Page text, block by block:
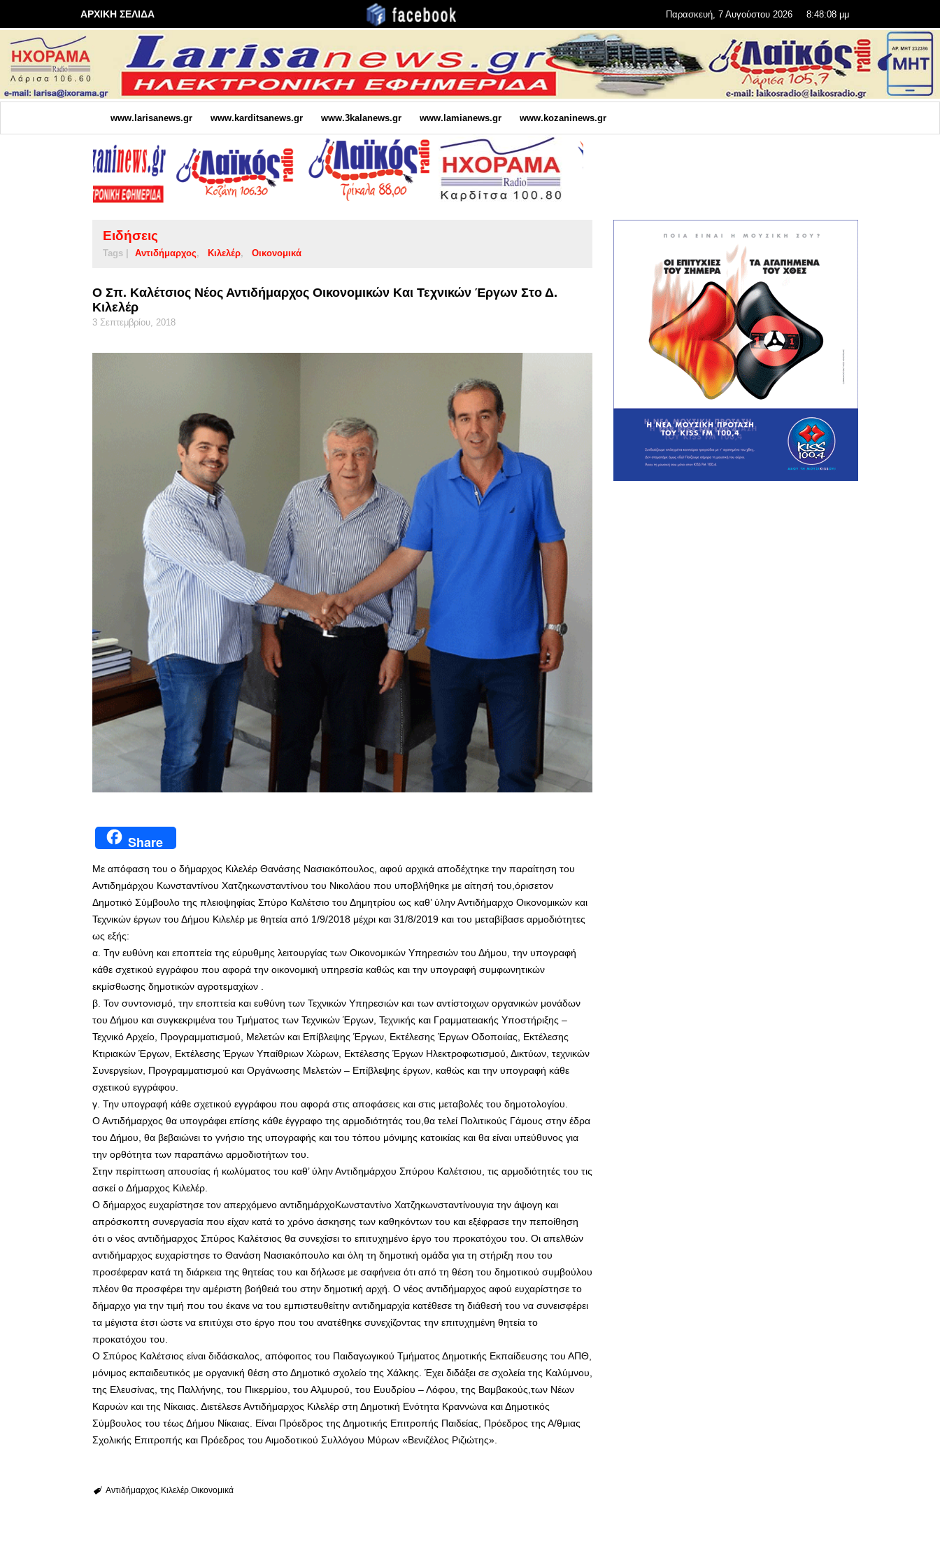
ΑΡΧΙΚΗ ΣΕΛΙΔΑ Παρασκευή, 7 Αυγούστου 2026 8:48:09 μμ
www.larisanews.gr www.karditsanews.gr www.3kalanews.gr www.lamianews.gr www.kozaninews.gr
Ειδήσεις
Tags | Αντιδήμαρχος Κιλελέρ Οικονομικά
Ο Σπ. Καλέτσιος Νέος Αντιδήμαρχος Οικονομικών Και Τεχνικών Έργων Στο Δ.
Κιλελέρ
3 Σεπτεμβρίου, 2018
Share
Με απόφαση του ο δήμαρχος Κιλελέρ Θανάσης Νασιακόπουλος, αφού αρχικά αποδέχτηκε την παραίτηση του
Αντιδημάρχου Κωνσταντίνου Χατζηκωνσταντίνου του Νικολάου που υποβλήθηκε με αίτησή του,όρισετον
Δημοτικό Σύμβουλο της πλειοψηφίας Σπύρο Καλέτσιο του Δημητρίου ως καθ’ ύλην Αντιδήμαρχο Οικονομικών και
Τεχνικών έργων του Δήμου Κιλελέρ με θητεία από 1/9/2018 μέχρι και 31/8/2019 και του μεταβίβασε αρμοδιότητες
ως εξής:
α. Την ευθύνη και εποπτεία της εύρυθμης λειτουργίας των Οικονομικών Υπηρεσιών του Δήμου, την υπογραφή
κάθε σχετικού εγγράφου που αφορά την οικονομική υπηρεσία καθώς και την υπογραφή συμφωνητικών
εκμίσθωσης δημοτικών αγροτεμαχίων .
β. Τον συντονισμό, την εποπτεία και ευθύνη των Τεχνικών Υπηρεσιών και των αντίστοιχων οργανικών μονάδων
του Δήμου και συγκεκριμένα του Τμήματος των Τεχνικών Έργων, Τεχνικής και Γραμματειακής Υποστήριξης –
Τεχνικό Αρχείο, Προγραμματισμού, Μελετών και Επίβλεψης Έργων, Εκτέλεσης Έργων Οδοποιίας, Εκτέλεσης
Κτιριακών Έργων, Εκτέλεσης Έργων Υπαίθριων Χώρων, Εκτέλεσης Έργων Ηλεκτροφωτισμού, Δικτύων, τεχνικών
Συνεργείων, Προγραμματισμού και Οργάνωσης Μελετών – Επίβλεψης έργων, καθώς και την υπογραφή κάθε
σχετικού εγγράφου.
γ. Την υπογραφή κάθε σχετικού εγγράφου που αφορά στις αποφάσεις και στις μεταβολές του δημοτολογίου.
Ο Αντιδήμαρχος θα υπογράφει επίσης κάθε έγγραφο της αρμοδιότητάς του,θα τελεί Πολιτικούς Γάμους στην έδρα
του Δήμου, θα βεβαιώνει το γνήσιο της υπογραφής και του τόπου μόνιμης κατοικίας και θα είναι υπεύθυνος για
την ορθότητα των παραπάνω αρμοδιοτήτων του.
Στην περίπτωση απουσίας ή κωλύματος του καθ’ ύλην Αντιδημάρχου Σπύρου Καλέτσιου, τις αρμοδιότητές του τις
ασκεί ο Δήμαρχος Κιλελέρ.
Ο δήμαρχος ευχαρίστησε τον απερχόμενο αντιδημάρχοΚωνσταντίνο Χατζηκωνσταντίνουγια την άψογη και
απρόσκοπτη συνεργασία που είχαν κατά το χρόνο άσκησης των καθηκόντων του και εξέφρασε την πεποίθηση
ότι ο νέος αντιδήμαρχος Σπύρος Καλέτσιος θα συνεχίσει το επιτυχημένο έργο του προκατόχου του. Οι απελθών
αντιδήμαρχος ευχαρίστησε το Θανάση Νασιακόπουλο και όλη τη δημοτική ομάδα για τη στήριξη που του
προσέφεραν κατά τη διάρκεια της θητείας του και δήλωσε με σαφήνεια ότι από τη θέση του δημοτικού συμβούλου
πλέον θα προσφέρει την αμέριστη βοήθειά του στην δημοτική αρχή. Ο νέος αντιδήμαρχος αφού ευχαρίστησε το
δήμαρχο για την τιμή που του έκανε να του εμπιστευθείτην αντιδημαρχία κατέθεσε τη διάθεσή του να συνεισφέρει
τα μέγιστα έτσι ώστε να επιτύχει στο έργο που του ανατέθηκε συνεχίζοντας την επιτυχημένη θητεία το
προκατόχου του.
Ο Σπύρος Καλέτσιος είναι διδάσκαλος, απόφοιτος του Παιδαγωγικού Τμήματος Δημοτικής Εκπαίδευσης του ΑΠΘ,
μόνιμος εκπαιδευτικός με οργανική θέση στο Δημοτικό σχολείο της Χάλκης. Έχει διδάξει σε σχολεία της Καλύμνου,
της Ελευσίνας, της Παλλήνης, του Πικερμίου, του Αλμυρού, του Ευυδρίου – Λόφου, της Βαμβακούς,των Νέων
Καρυών και της Νίκαιας. Διετέλεσε Αντιδήμαρχος Κιλελέρ στη Δημοτική Ενότητα Κραννώνα και Δημοτικός
Σύμβουλος του τέως Δήμου Νίκαιας. Είναι Πρόεδρος της Δημοτικής Επιτροπής Παιδείας, Πρόεδρος της Α/θμιας
Σχολικής Επιτροπής και Πρόεδρος του Αιμοδοτικού Συλλόγου Μύρων «Βενιζέλος Ριζιώτης».
Αντιδήμαρχος Κιλελέρ Οικονομικά